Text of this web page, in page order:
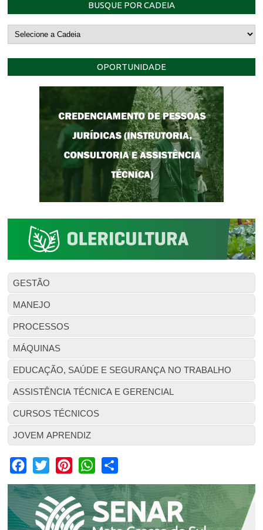
BUSQUE POR CADEIA
OPORTUNIDADE
GESTÃO
MANEJO
PROCESSOS
MÁQUINAS
EDUCAÇÃO, SAÚDE E SEGURANÇA NO TRABALHO
ASSISTÊNCIA TÉCNICA E GERENCIAL
CURSOS TÉCNICOS
JOVEM APRENDIZ
Facebook
Twitter PinterestWhatsApp